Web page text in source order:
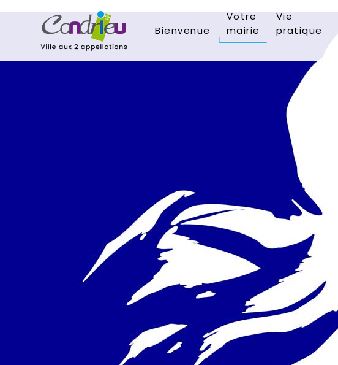
Bienvenue
Votre
mairie
Vie
pratique